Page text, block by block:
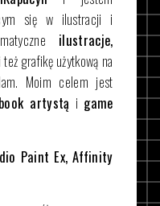
się w ilustracji i
ilustracje,
grafikę użytkową na
Moim celem jest
artystą i game
Paint Ex, Affinity